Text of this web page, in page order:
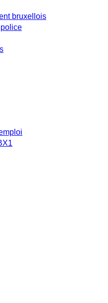
bruxellois